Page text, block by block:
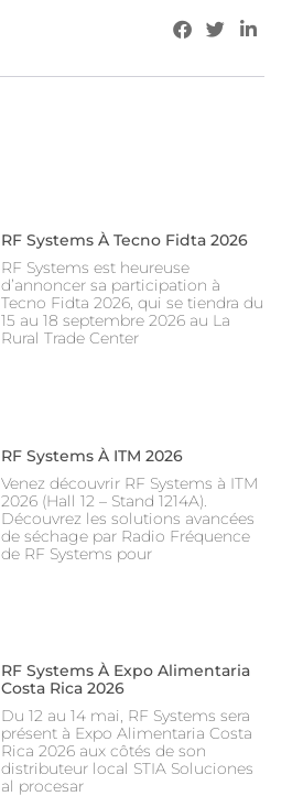
RF Systems À Tecno Fidta 2026
RF Systems est heureuse
d’annoncer sa participation à
Tecno Fidta 2026, qui se tiendra du
15 au 18 septembre 2026 au La
Rural Trade Center
RF Systems À ITM 2026
Venez découvrir RF Systems à ITM
2026 (Hall 12 – Stand 1214A).
Découvrez les solutions avancées
de séchage par Radio Fréquence
de RF Systems pour
RF Systems À Expo Alimentaria
Costa Rica 2026
Du 12 au 14 mai, RF Systems sera
présent à Expo Alimentaria Costa
Rica 2026 aux côtés de son
distributeur local STIA Soluciones
al procesar